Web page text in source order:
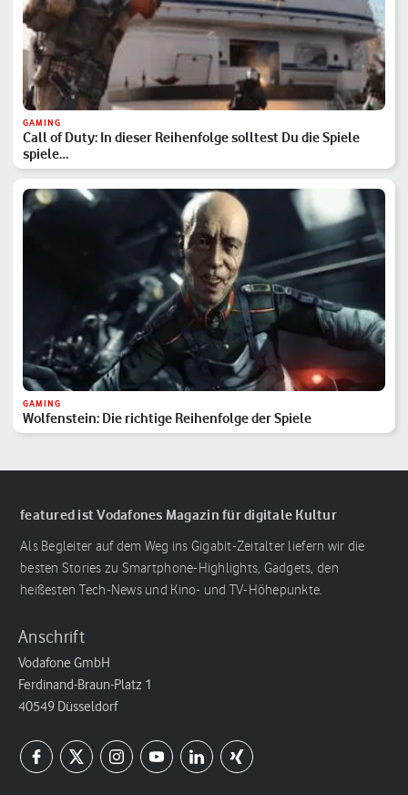
GAMING
Call of Duty: In dieser Reihenfolge solltest Du die Spiele
spiele…
GAMING
Wolfenstein: Die richtige Reihenfolge der Spiele
featured ist Vodafones Magazin für digitale Kultur
Als Begleiter auf dem Weg ins Gigabit-Zeitalter liefern wir die
besten Stories zu Smartphone-Highlights, Gadgets, den
heißesten Tech-News und Kino- und TV-Höhepunkte.
Anschrift
Vodafone GmbH
Ferdinand-Braun-Platz 1
40549 Düsseldorf